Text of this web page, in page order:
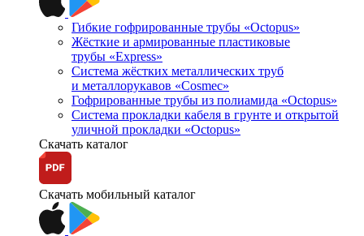
Гибкие гофрированные трубы «Octopus»
Жёсткие и армированные пластиковые
трубы «Express»
Система жёстких металлических труб
и металлорукавов «Cosmec»
Гофрированные трубы из полиамида «Octopus»
Система прокладки кабеля в грунте и открытой
уличной прокладки «Octopus»
Скачать каталог
Скачать мобильный каталог